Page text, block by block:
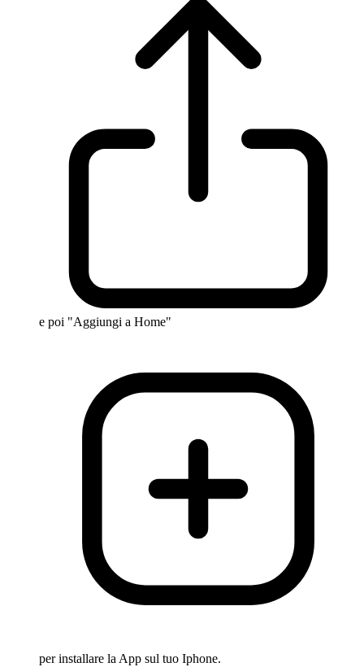
e poi "Aggiungi a Home"
per installare la App sul tuo Iphone.